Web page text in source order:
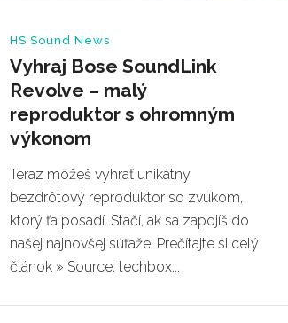
HS Sound News
Vyhraj Bose SoundLink
Revolve – malý
reproduktor s ohromným
výkonom
Teraz môžeš vyhrať unikátny
bezdrôtový reproduktor so zvukom,
ktorý ťa posadí. Stačí, ak sa zapojíš do
našej najnovšej súťaže. Prečítajte si celý
článok » Source: techbox...